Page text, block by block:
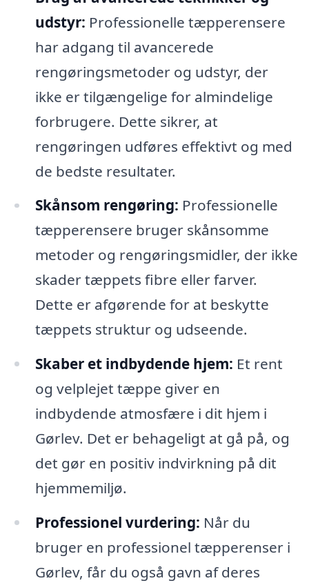
udstyr: Professionelle tæpperensere
har adgang til avancerede
rengøringsmetoder og udstyr, der
ikke er tilgængelige for almindelige
forbrugere. Dette sikrer, at
rengøringen udføres effektivt og med
de bedste resultater.
Skånsom rengøring: Professionelle
tæpperensere bruger skånsomme
metoder og rengøringsmidler, der ikke
skader tæppets fibre eller farver.
Dette er afgørende for at beskytte
tæppets struktur og udseende.
Skaber et indbydende hjem: Et rent
og velplejet tæppe giver en
indbydende atmosfære i dit hjem i
Gørlev. Det er behageligt at gå på, og
det gør en positiv indvirkning på dit
hjemmemiljø.
Professionel vurdering: Når du
bruger en professionel tæpperenser i
Gørlev, får du også gavn af deres